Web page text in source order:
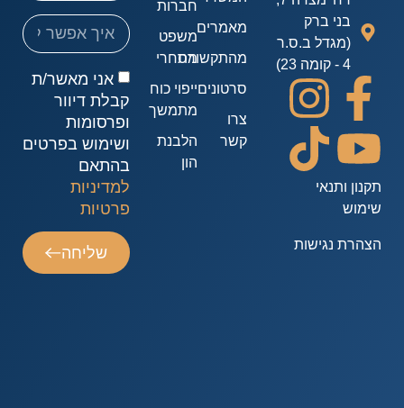
בני ברק
(מגדל ב.ס.ר
תקנון ותנאי
שימוש
הצהרת נגישות
מאמרים
מהתקשורת
סרטונים
קשר
חברות
משפט
מסחרי
ייפוי כוח
מתמשך
הלבנת
אני מאשר/ת
קבלת דיוור
ופרסומות
ושימוש בפרטים
בהתאם
למדיניות
פרטיות
שליחה